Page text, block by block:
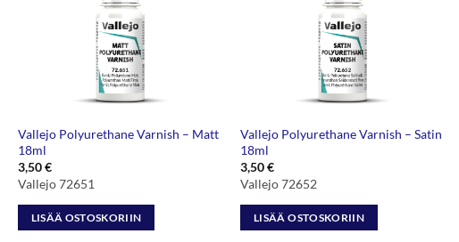
Vallejo Polyurethane Varnish – Matt
18ml
3,50€
Vallejo 72651
LISÄÄ OSTOSKORIIN
Vallejo Polyurethane Varnish – Satin
18ml
3,50€
Vallejo 72652
LISÄÄ OSTOSKORIIN